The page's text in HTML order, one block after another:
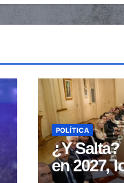
POLÍTICA
¿Y
en 2027,